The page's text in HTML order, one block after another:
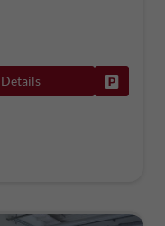
Details